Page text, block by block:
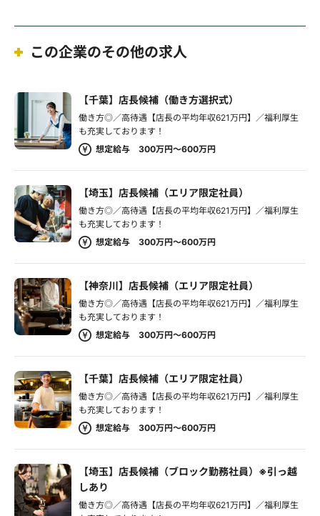
この企業のその他の求人
【千葉】店長候補（働き方選択式）
働き方◎／高待遇【店長の平均年収621万円】／福利厚生
も充実しております！
想定給与 300万円～600万円
【埼玉】店長候補（エリア限定社員）
働き方◎／高待遇【店長の平均年収621万円】／福利厚生
も充実しております！
想定給与 300万円～600万円
【神奈川】店長候補（エリア限定社員）
働き方◎／高待遇【店長の平均年収621万円】／福利厚生
も充実しております！
想定給与 300万円～600万円
【千葉】店長候補（エリア限定社員）
働き方◎／高待遇【店長の平均年収621万円】／福利厚生
も充実しております！
想定給与 300万円～600万円
【埼玉】店長候補（ブロック勤務社員）※引っ越
しあり
働き方◎／高待遇【店長の平均年収621万円】／福利厚生